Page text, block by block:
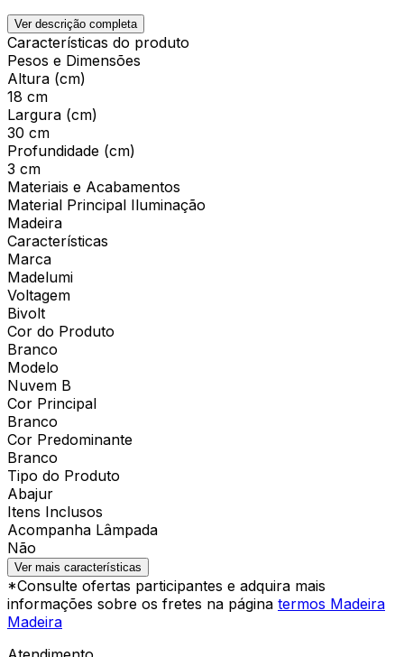
Ver descrição completa
Características do produto
Pesos e Dimensões
Altura (cm)
18 cm
Largura (cm)
30 cm
Profundidade (cm)
3 cm
Materiais e Acabamentos
Material Principal Iluminação
Madeira
Características
Marca
Madelumi
Voltagem
Bivolt
Cor do Produto
Branco
Modelo
Nuvem B
Cor Principal
Branco
Cor Predominante
Branco
Tipo do Produto
Abajur
Itens Inclusos
Acompanha Lâmpada
Não
Ver mais características
*Consulte ofertas participantes e adquira mais
informações sobre os fretes na página termos Madeira
Madeira